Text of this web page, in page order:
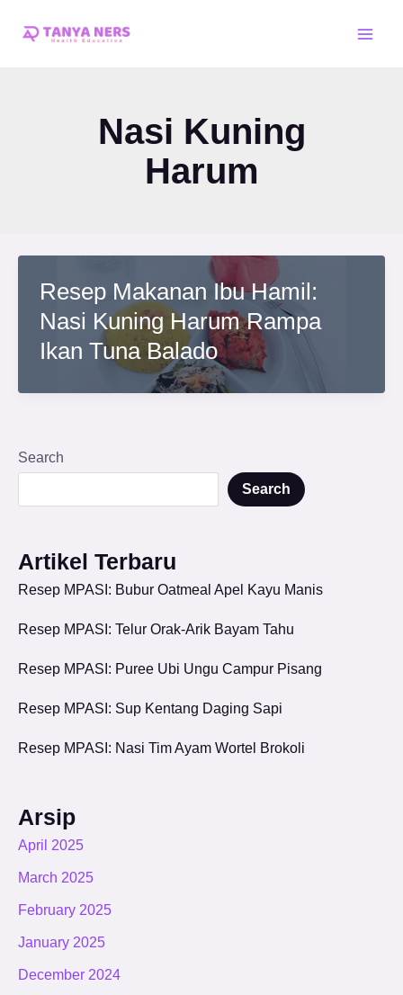
Nasi Kuning
Harum
Resep Makanan Ibu Hamil:
Nasi Kuning Harum Rampa
Ikan Tuna Balado
Search
Search
Artikel Terbaru
Resep MPASI: Bubur Oatmeal Apel Kayu Manis
Resep MPASI: Telur Orak-Arik Bayam Tahu
Resep MPASI: Puree Ubi Ungu Campur Pisang
Resep MPASI: Sup Kentang Daging Sapi
Resep MPASI: Nasi Tim Ayam Wortel Brokoli
Arsip
April 2025
March 2025
February 2025
January 2025
December 2024